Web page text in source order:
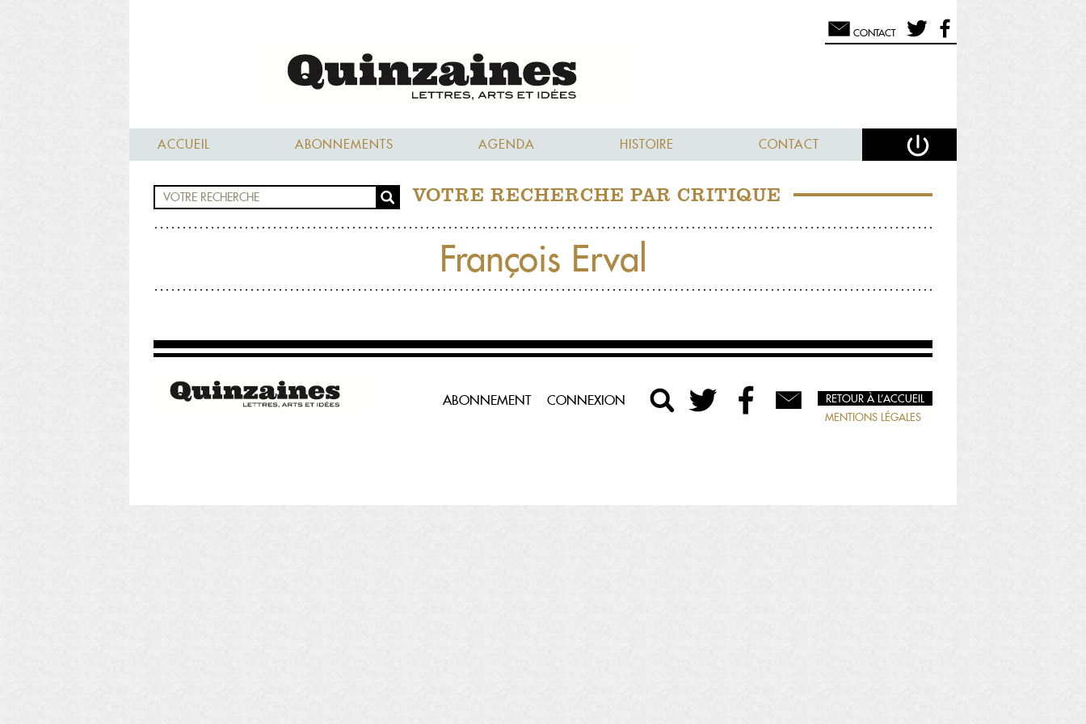
CONTACT
ACCUEIL ABONNEMENTS AGENDA HISTOIRE CONTACT
VOTRE RECHERCHE PAR CRITIQUE
François Erval
ABONNEMENT CONNEXION
RETOUR À L’ACCUEIL
MENTIONS LÉGALES